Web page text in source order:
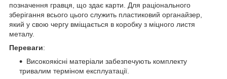
позначення гравця, що здає карти. Для раціонального
зберігання всього цього служить пластиковий органайзер,
який у свою чергу вміщається в коробку з міцного листя
металу.
Переваги:
Високоякісні матеріали забезпечують комплекту
тривалим терміном експлуатації.